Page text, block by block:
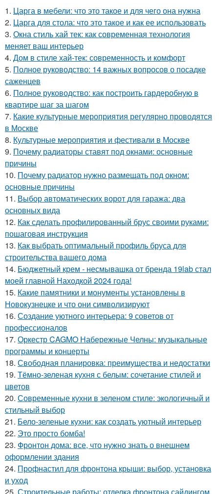
1. Царга в мебели: что это такое и для чего она нужна
2. Царга для стола: что это такое и как ее использовать
3. Окна стиль хай тек: как современная технология
меняет ваш интерьер
4. Дом в стиле хай-тек: современность и комфорт
5. Полное руководство: 14 важных вопросов о посадке
саженцев
6. Полное руководство: как построить гардеробную в
квартире шаг за шагом
7. Какие культурные мероприятия регулярно проводятся
в Москве
8. Культурные мероприятия и фестивали в Москве
9. Почему радиаторы ставят под окнами: основные
причины
10. Почему радиатор нужно размещать под окном:
основные причины
11. Выбор автоматических ворот для гаража: два
основных вида
12. Как сделать профилированный брус своими руками:
пошаговая инструкция
13. Как выбрать оптимальный профиль бруса для
строительства вашего дома
14. Бюджетный крем - несмывашка от бренда 19lab стал
моей главной Находкой 2024 года!
15. Какие памятники и монументы установлены в
Новокузнецке и что они символизируют
16. Создание уютного интерьера: 9 советов от
профессионалов
17. Оркестр CAGMO Набережные Челны: музыкальные
программы и концерты
18. Свободная планировка: преимущества и недостатки
19. Тёмно-зеленая кухня с белым: сочетание стилей и
цветов
20. Современные кухни в зеленом стиле: экологичный и
стильный выбор
21. Бело-зеленые кухни: как создать уютный интерьер
22. Это просто бомба!
23. Фронтон дома: все, что нужно знать о внешнем
оформлении здания
24. Профнастил для фронтона крыши: выбор, установка
и уход